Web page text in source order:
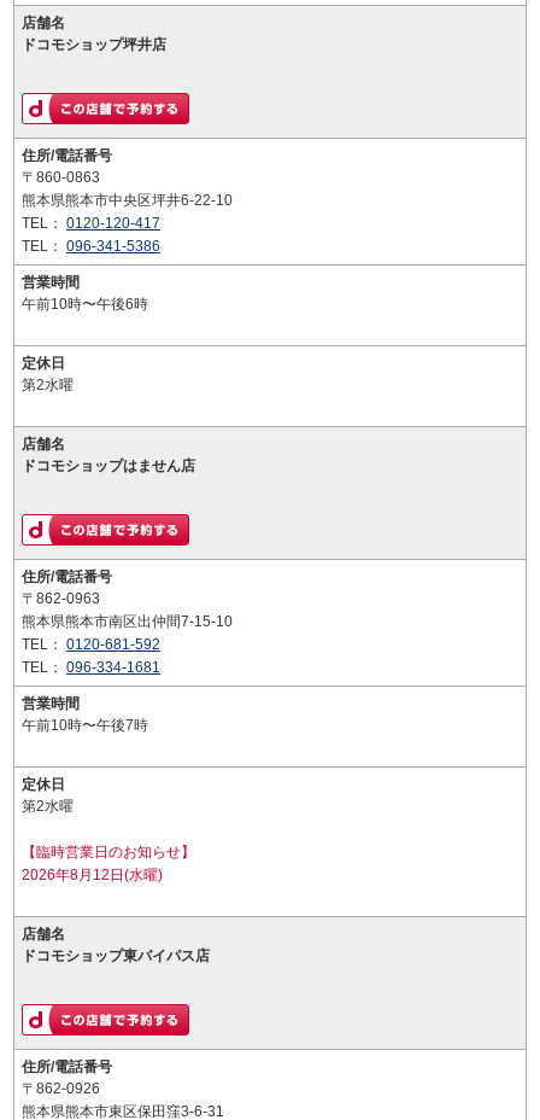
店舗名
ドコモショップ坪井店
住所/電話番号
〒860-0863
熊本県熊本市中央区坪井6-22-10
TEL： 0120-120-417
TEL： 096-341-5386
営業時間
午前10時〜午後6時
定休日
第2水曜
店舗名
ドコモショップはません店
住所/電話番号
〒862-0963
熊本県熊本市南区出仲間7-15-10
TEL： 0120-681-592
TEL： 096-334-1681
営業時間
午前10時〜午後7時
定休日
第2水曜
【臨時営業日のお知らせ】
2026年8月12日(水曜)
店舗名
ドコモショップ東バイパス店
住所/電話番号
〒862-0926
熊本県熊本市東区保田窪3-6-31